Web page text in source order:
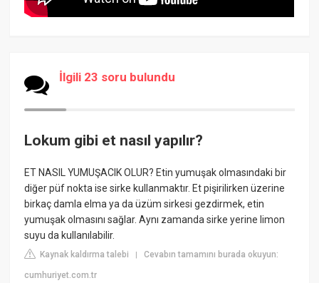
İlgili 23 soru bulundu
Lokum gibi et nasıl yapılır?
ET NASIL YUMUŞACIK OLUR? Etin yumuşak olmasındaki bir
diğer püf nokta ise sirke kullanmaktır. Et pişirilirken üzerine
birkaç damla elma ya da üzüm sirkesi gezdirmek, etin
yumuşak olmasını sağlar. Aynı zamanda sirke yerine limon
suyu da kullanılabilir.
Kaynak kaldırma talebi |Cevabın tamamını burada okuyun:
cumhuriyet.com.tr